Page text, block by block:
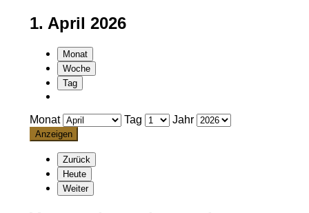
1. April 2026
Monat
Woche
Tag
Monat Tag Jahr
Zurück
Heute
Weiter